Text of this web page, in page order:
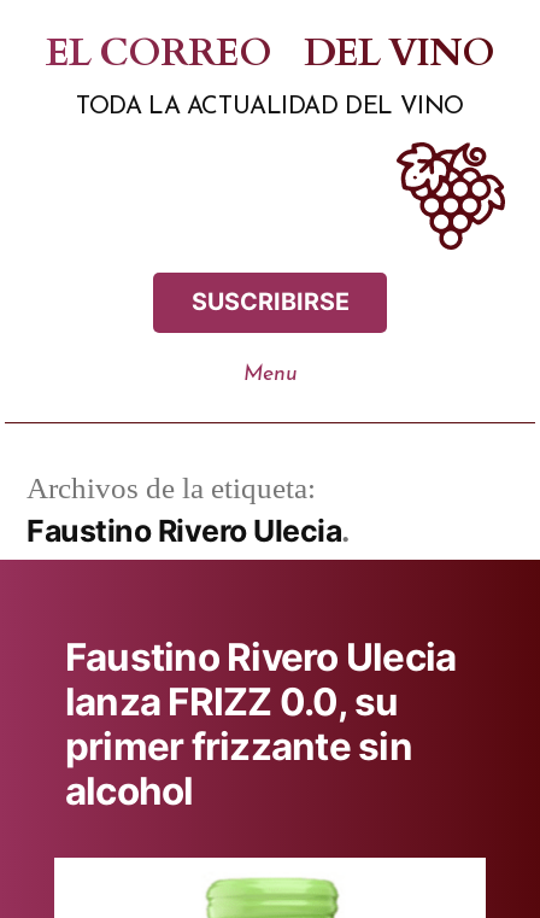
contenido
EL CORREO DEL VINO
TODA LA ACTUALIDAD DEL VINO
SUSCRIBIRSE
Archivos de la etiqueta:
Faustino Rivero Ulecia
Faustino Rivero Ulecia
lanza FRIZZ 0.0, su
primer frizzante sin
alcohol